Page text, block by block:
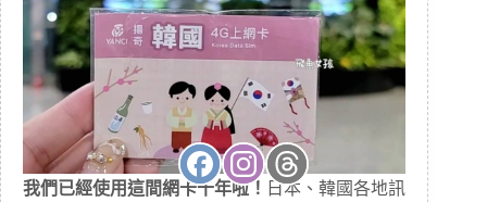
我們已經使用這間網卡十年啦！ 日本、韓國各地訊